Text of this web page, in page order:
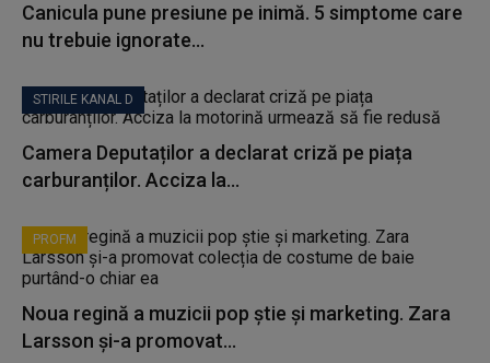
Canicula pune presiune pe inimă. 5 simptome care
nu trebuie ignorate...
STIRILE KANAL D
Camera Deputaților a declarat criză pe piața
carburanților. Acciza la...
PROFM
Noua regină a muzicii pop știe și marketing. Zara
Larsson și-a promovat...